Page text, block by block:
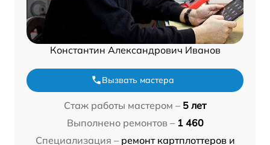
Константин Александрович Иванов
Вызвать мастера
Стаж работы мастером – 5 лет
Выполнено ремонтов – 1 460
Специализация – ремонт картплоттеров и